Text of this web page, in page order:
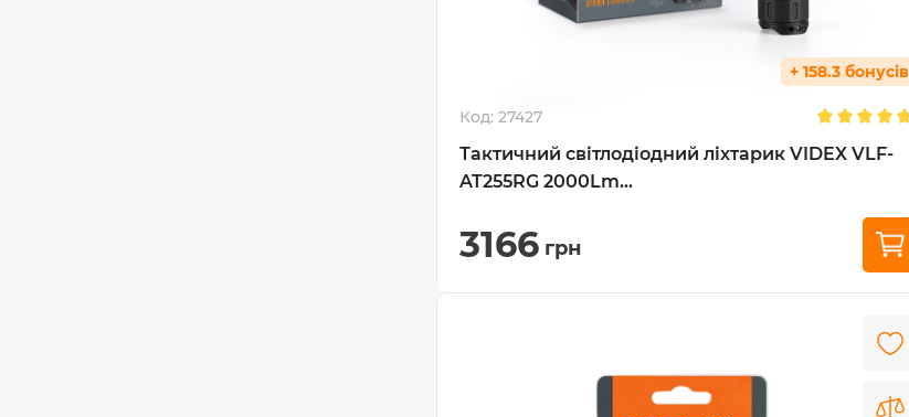
+ 158.3 бонусів
Код: 27427
Тактичний світлодіодний ліхтарик VIDEX VLF-
AT255RG 2000Lm...
3166 грн